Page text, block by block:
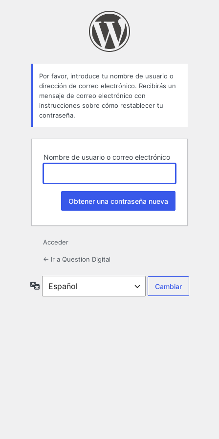
Por favor, introduce tu nombre de usuario o
dirección de correo electrónico. Recibirás un
mensaje de correo electrónico con
instrucciones sobre cómo restablecer tu
contraseña.
Nombre de usuario o correo electrónico
Acceder
← Ir a Question Digital
Idioma